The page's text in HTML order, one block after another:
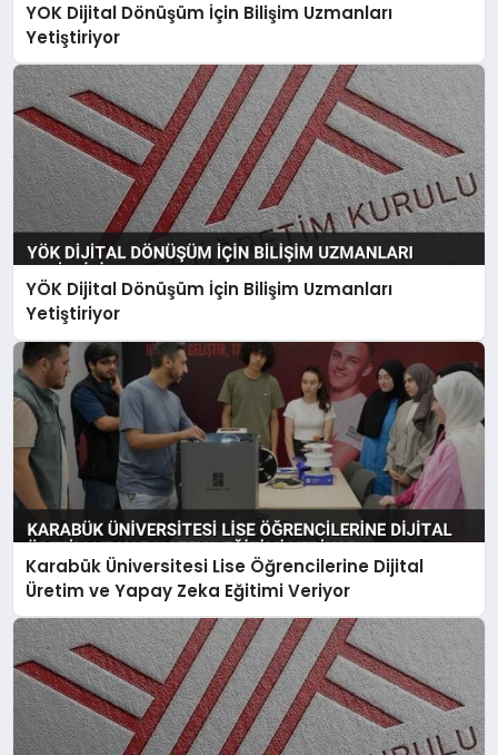
YOK Dijital Dönüşüm İçin Bilişim Uzmanları
Yetiştiriyor
YÖK Dijital Dönüşüm İçin Bilişim Uzmanları
Yetiştiriyor
Karabük Üniversitesi Lise Öğrencilerine Dijital
Üretim ve Yapay Zeka Eğitimi Veriyor